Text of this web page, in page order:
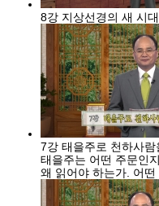
8강 지상선경의 새 시
7강 태을주로 천하사람
태을주는 어떤 주문인
왜 읽어야 하는가. 어떤 마음으로 태을주를 읽어야하는지. 태을
주를 읽으면 어떤 조화
천지조화주문 태을주